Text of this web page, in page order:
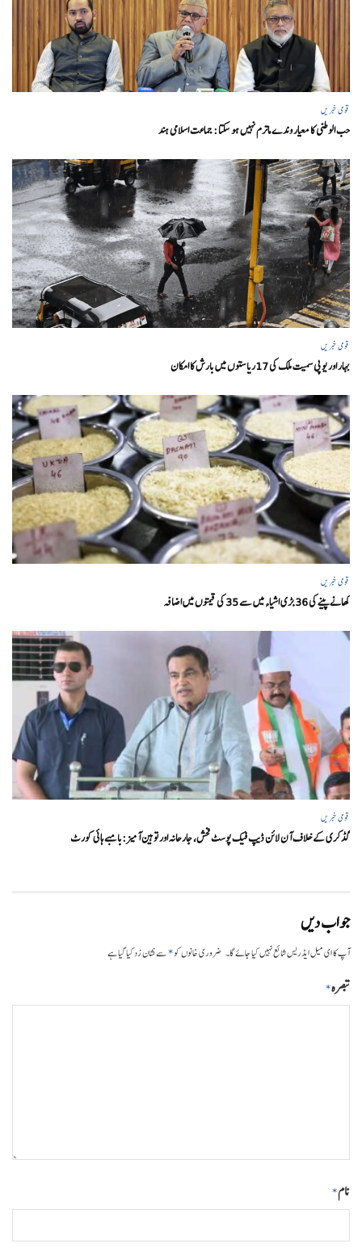
قومی خبریں
حب الوطنی کا معیار وندے ماترم نہیں ہو سکتا : جماعت اسلامی ہند
قومی خبریں
بہار اور یو پی سمیت ملک کی 17ریاستوں میں بارش کا امکان
قومی خبریں
کھانے پینے کی 36 بڑی اشیاء میں سے 35 کی قیمتوں میں اضافہ
قومی خبریں
گڈکری کے خلاف آن لائن ڈیپ فیک پوسٹ فحش، جارحانہ اور توہین آمیز:بامبے ہائی کورٹ
جواب دیں
آپ کا ای میل ایڈریس شائع نہیں کیا جائے گا۔ ضروری خانوں کو*سے نشان زد کیا گیا ہے
تبصرہ*
نام*